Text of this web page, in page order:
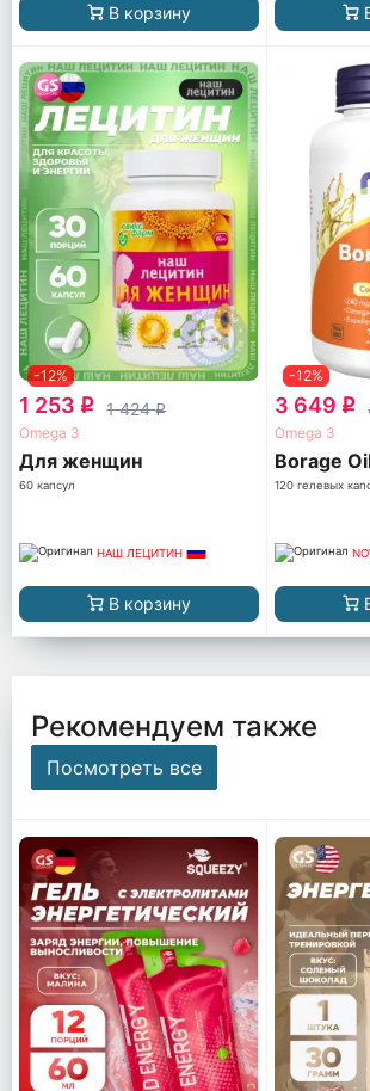
В корзину
-12%
1 253 q 1 424q
Omega 3
Для женщин
60 капсул
НАШ ЛЕЦИТИН
В корзину
-12%
3 649 q
Omega 3
Borage
120 гелевых
Рекомендуем также
Посмотреть все